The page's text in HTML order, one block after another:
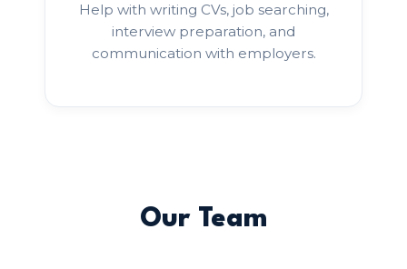
Help with writing CVs, job searching,
interview preparation, and
communication with employers.
Our Team